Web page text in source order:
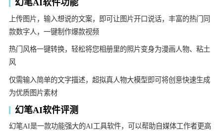
幻笔AI软件功能
上传图片，输入想说的文案，即可让图片开口说话，丰富的热门同
款数字人，一键制作爆款视频
热门风格一键转换，轻松将您相册里的照片变身为漫画人物、粘土
风
仅需输入简单的文字描述，超拟真人物大模型即可将创意快速生成
为优质图片素材
幻笔AI软件评测
幻笔AI是一款功能强大的AI工具软件，可以帮助自媒体工作者更高